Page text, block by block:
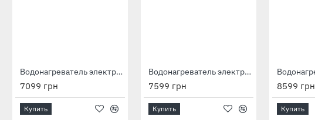
Водонагреватель электрический Horizontal HM 050 D400S (1500W)
7099 грн
Купить
Водонагреватель электрический Horizontal HM 080 D400S (1500W)
7599 грн
Купить
8599 грн
Купить